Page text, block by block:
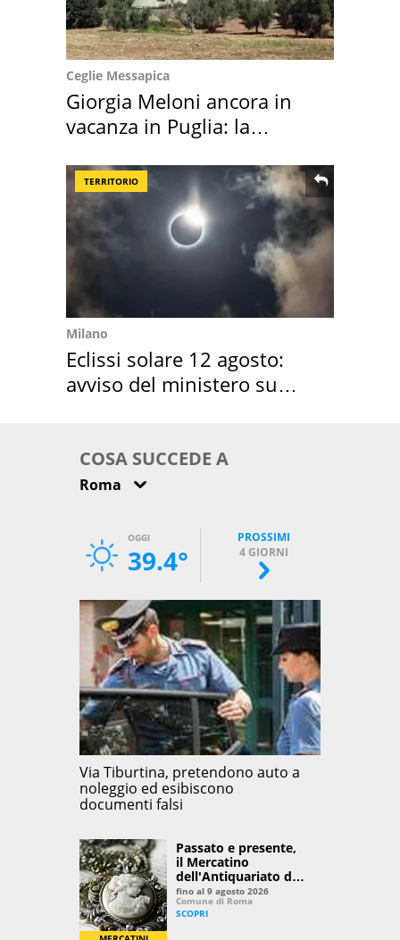
Ceglie Messapica
Giorgia Meloni ancora in
vacanza in Puglia: la
TERRITORIO
Milano
Eclissi solare 12 agosto:
avviso del ministero su